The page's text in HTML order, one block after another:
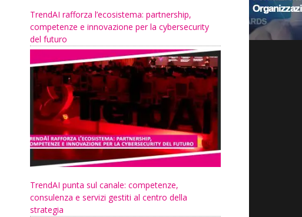
TrendAI rafforza l’ecosistema: partnership,
competenze e innovazione per la cybersecurity
del futuro
TrendAI punta sul canale: competenze,
consulenza e servizi gestiti al centro della
strategia